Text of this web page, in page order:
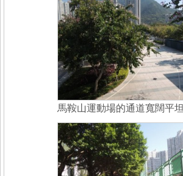
馬鞍山運動場的通道寬闊平坦